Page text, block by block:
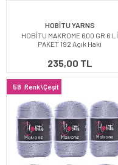
HOBİTU YARNS
HOBİTU MAKROME 600 GR 6 Lİ
PAKET 192 Açık Haki
235,00 TL
58 Renk\Çeşit